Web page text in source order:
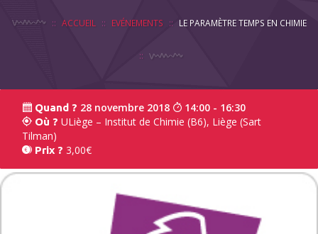
ACCUEIL EVÉNEMENTS LE PARAMÈTRE TEMPS EN CHIMIE
Quand ? 28 novembre 2018 14:00 - 16:30
Où ? ULiège – Institut de Chimie (B6), Liège (Sart
Tilman)
Prix ? 3,00€